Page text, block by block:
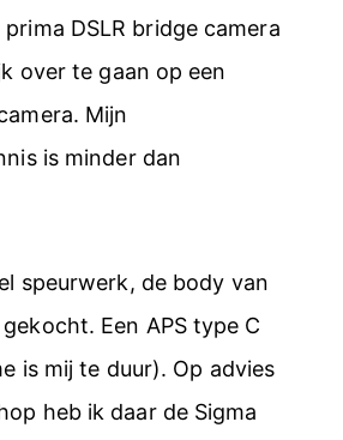
prima DSLR bridge camera
over te gaan op een
Mijn
is minder dan
speurwerk, de body van
Een APS type C
is mij te duur). Op advies
heb ik daar de Sigma